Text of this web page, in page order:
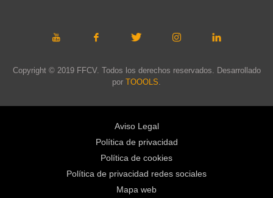
Copyright © 2019 FFCV. Todos los derechos reservados. Desarrollado
por TOOOLS
Aviso Legal
Política de privacidad
Política de cookies
Política de privacidad redes sociales
Mapa web